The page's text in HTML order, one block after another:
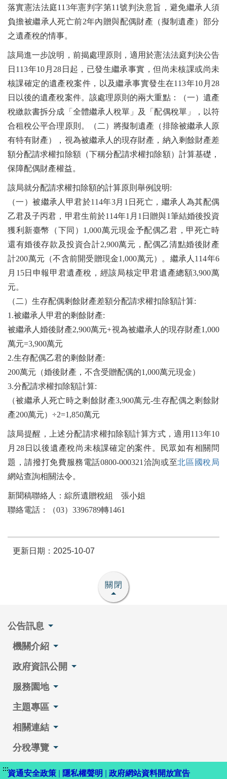
落實憲法法庭113年憲判字第11號判決意旨，避免繼承人須
負擔被繼承人死亡前2年內贈與配偶財產（擬制遺產）部分
之遺產稅的情事。
該局進一步說明，前揭處理原則，適用於憲法法庭判決公告
日113年10月28日起，已發生繼承事實，但尚未核課或尚未
核課確定的遺產稅案件，以及繼承事實發生在113年10月28
日以後的遺產稅案件。該處理原則的兩大重點：（一）遺產
稅繳款書拆分成「全體繼承人稅單」及「配偶稅單」，以符
合租稅公平合理原則。（二）將擬制遺產（排除被繼承人原
有特有財產），視為被繼承人的現存財產，納入剩餘財產差
額分配請求權扣除額（下稱分配請求權扣除額）計算基礎，
保障配偶財產權益。
該局就分配請求權扣除額的計算原則舉例說明:
（一）被繼承人甲君於114年3月1日死亡，繼承人為其配偶
乙君及子丙君，甲君生前於114年1月1日贈與1筆結婚後投資
獲利新臺幣（下同）1,000萬元現金予配偶乙君，甲死亡時
還有婚後存款及投資合計2,900萬元，配偶乙清點婚後財產
計200萬元（不含前開受贈現金1,000萬元）。繼承人114年6
月15日申報甲君遺產稅，經該局核定甲君遺產總額3,900萬
元。
（二）生存配偶剩餘財產差額分配請求權扣除額計算:
1.被繼承人甲君的剩餘財產:
被繼承人婚後財產2,900萬元+視為被繼承人的現存財產1,000
萬元=3,900萬元
2.生存配偶乙君的剩餘財產:
200萬元（婚後財產，不含受贈配偶的1,000萬元現金）
3.分配請求權扣除額計算:
（被繼承人死亡時之剩餘財產3,900萬元-生存配偶之剩餘財
產200萬元）÷2=1,850萬元
該局提醒，上述分配請求權扣除額計算方式，適用113年10
月28日以後遺產稅尚未核課確定的案件。民眾如有相關問
題，請撥打免費服務電話0800-000321洽詢或至北區國稅局
網站查詢相關法令。
新聞稿聯絡人：綜所遺贈稅組 張小姐
聯絡電話：（03）3396789轉1461
更新日期：2025-10-07
關閉
公告訊息
機關介紹
政府資訊公開
服務園地
主題專區
相關連結
分稅導覽
:::資通安全政策 隱私權聲明 政府網站資料開放宣告